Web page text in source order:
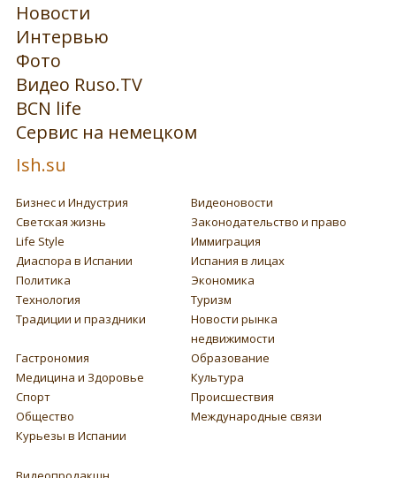
Новости
Интервью
Фото
Видео Ruso.TV
BCN life
Сервис на немецком
Ish.su
Бизнес и Индустрия
Видеоновости
Светская жизнь
Законодательство и право
Life Style
Иммиграция
Диаспора в Испании
Испания в лицах
Политика
Экономика
Технология
Туризм
Традиции и праздники
Новости рынка
недвижимости
Гастрономия
Образование
Медицина и Здоровье
Культура
Спорт
Происшествия
Общество
Международные связи
Курьезы в Испании